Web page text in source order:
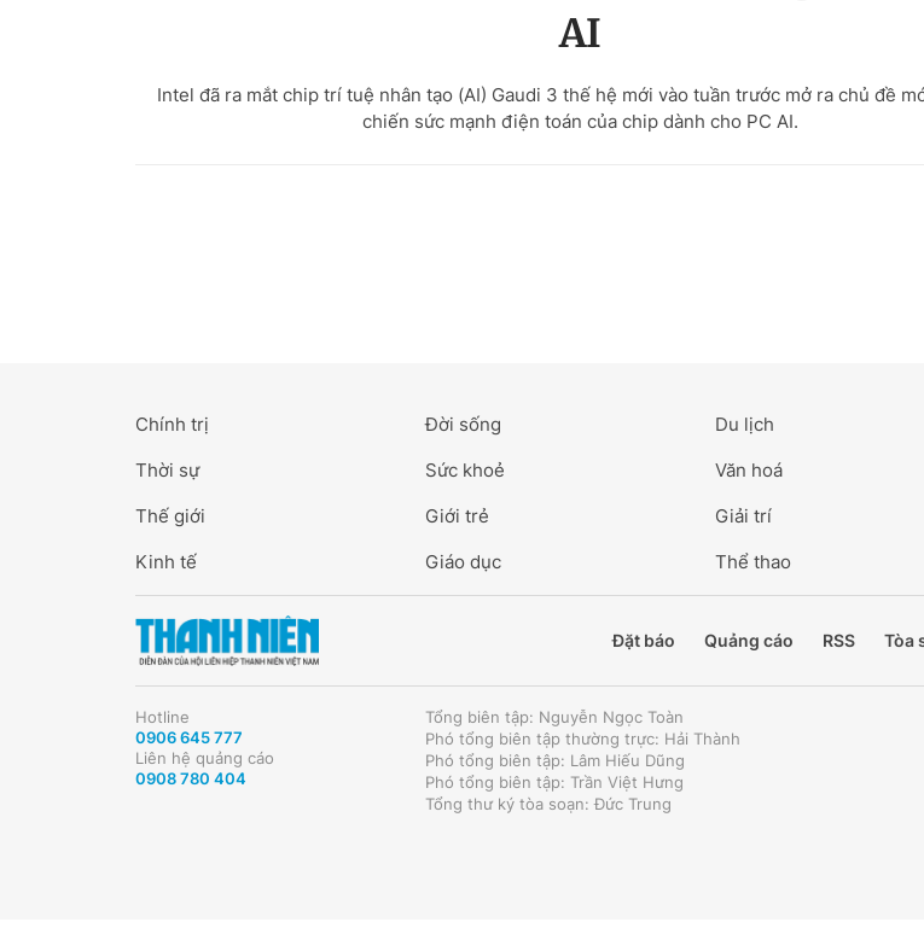
AI
Intel đã ra mắt chip trí tuệ nhân tạo (AI) Gaudi 3 thế hệ mới vào tuần trước mở ra chủ đề
chiến sức mạnh điện toán của chip dành cho PC AI.
Chính trị
Thời sự
Thế giới
Kinh tế
Đời sống
Sức khoẻ
Giới trẻ
Giáo dục
Du lịch
Văn hoá
Giải trí
Thể thao
Đặt báo Quảng cáo RSS Tòa
Hotline
0906 645 777
Liên hệ quảng cáo
0908 780 404
Tổng biên tập: Nguyễn Ngọc Toàn
Phó tổng biên tập thường trực: Hải Thành
Phó tổng biên tập: Lâm Hiếu Dũng
Phó tổng biên tập: Trần Việt Hưng
Tổng thư ký tòa soạn: Đức Trung